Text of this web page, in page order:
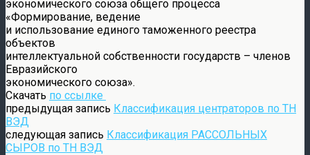
экономического союза общего процесса
«Формирование, ведение
и использование единого таможенного реестра
объектов
интеллектуальной собственности государств – членов
Евразийского
экономического союза».
Скачать по ссылке
предыдущая запись Классификация центраторов по ТН
ВЭД
следующая запись Классификация РАССОЛЬНЫХ
СЫРОВ по ТН ВЭД